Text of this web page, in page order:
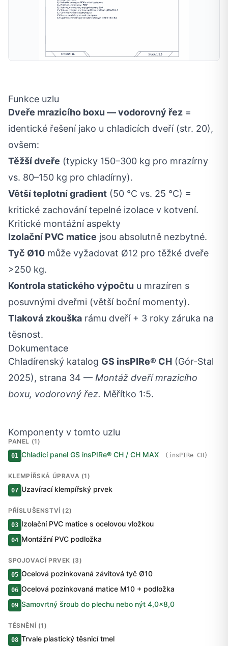
Funkce uzlu
Dveře mrazicího boxu — vodorovný řez =
identické řešení jako u chladicích dveří (str. 20),
ovšem:
Těžší dveře (typicky 150–300 kg pro mrazírny
vs. 80–150 kg pro chladírny).
Větší teplotní gradient (50 °C vs. 25 °C) =
kritické zachování tepelné izolace v kotvení.
Kritické montážní aspekty
Izolační PVC matice jsou absolutně nezbytné.
Tyč Ø10 může vyžadovat Ø12 pro těžké dveře
>250 kg.
Kontrola statického výpočtu u mrazíren s
posuvnými dveřmi (větší boční momenty).
Tlaková zkouška rámu dveří + 3 roky záruka na
těsnost.
Dokumentace
Chladírenský katalog GS insPIRe® CH (Gór-Stal
2025), strana 34 — Montáž dveří mrazicího
boxu, vodorovný řez. Měřítko 1:5.
Komponenty v tomto uzlu
PANEL (1)
01 Chladicí panel GS insPIRe® CH / CH MAX (insPIRe CH)
KLEMPÍŘSKÁ ÚPRAVA (1)
07 Uzavírací klempířský prvek
PŘÍSLUŠENSTVÍ (2)
03 Izolační PVC matice s ocelovou vložkou
04 Montážní PVC podložka
SPOJOVACÍ PRVEK (3)
05 Ocelová pozinkovaná závitová tyč Ø10
06 Ocelová pozinkovaná matice M10 + podložka
09 Samovrtný šroub do plechu nebo nýt 4,0×8,0
TĚSNĚNÍ (1)
08 Trvale plastický těsnicí tmel